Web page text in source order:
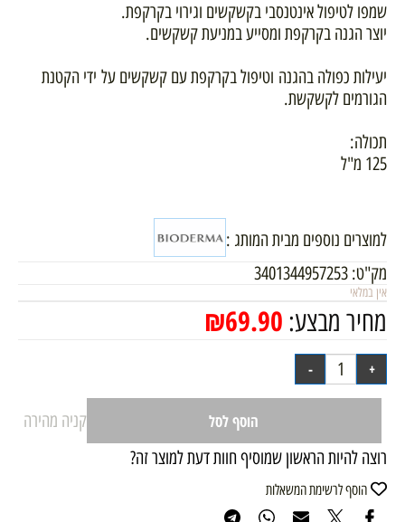
שמפו לטיפול אינטנסבי בקשקשים וגירוי בקרקפת.
יוצר הגנה בקרקפת ומסייע במניעת קשקשים.
יעילות כפולה בהגנה וטיפול בקרקפת עם קשקשים על ידי הקטנת
הגורמים לקשקשת.
תכולה:
125 מ"ל
למוצרים נוספים מבית המותג :
מק"ט: 3401344957253
אין במלאי
מחיר מבצע: ₪69.90
הוסף לסל
קניה מהירה
רוצה להיות הראשון שמוסיף חוות דעת למוצר זה?
הוסף לרשימת המשאלות